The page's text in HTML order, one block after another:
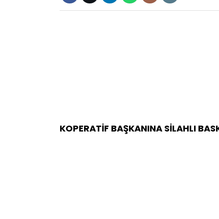
KOPERATİF BAŞKANINA SİLAHLI